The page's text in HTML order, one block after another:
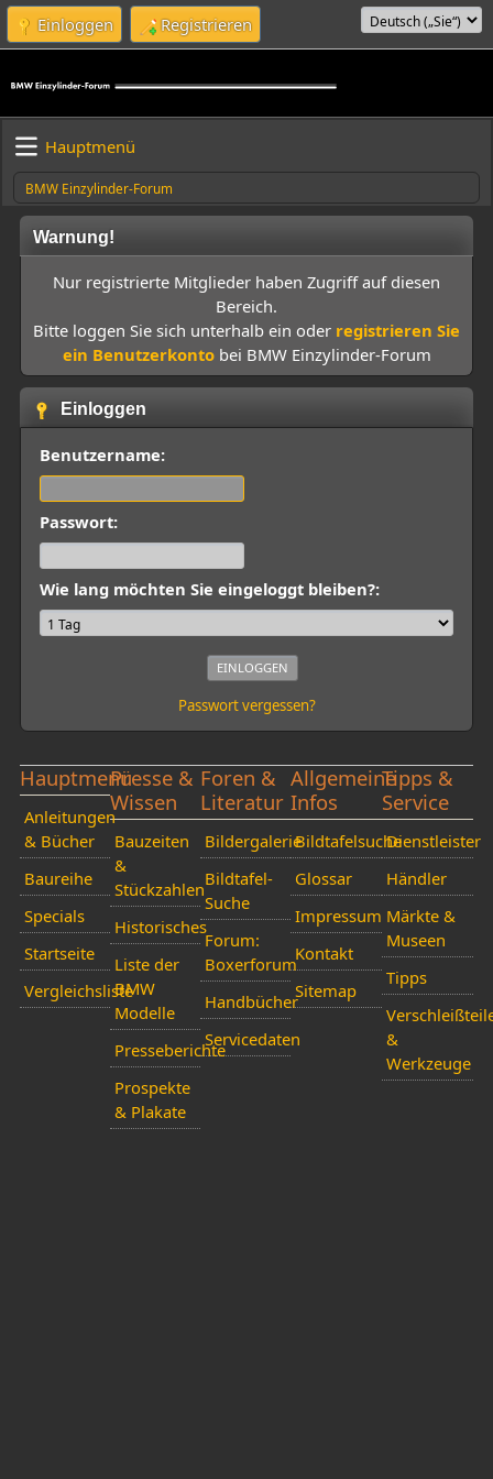
Einloggen Registrieren
Hauptmenü
BMW Einzylinder-Forum
Warnung!
Nur registrierte Mitglieder haben Zugriff auf diesen
Bereich.
Bitte loggen Sie sich unterhalb ein oder registrieren Sie
ein Benutzerkontobei BMW Einzylinder-Forum
Einloggen
Benutzername:
Passwort:
Wie lang möchten Sie eingeloggt bleiben?:
Passwort vergessen?
Hauptmenü
Anleitungen
& Bücher
Baureihe
Specials
Startseite
Vergleichsliste
Presse &
Wissen
Bauzeiten
&
Stückzahlen
Historisches
Liste der
BMW
Modelle
Presseberichte
Prospekte
& Plakate
Foren &
Literatur
Bildergalerie
Bildtafel-
Suche
Forum:
Boxerforum
Handbücher
Servicedaten
Allgemeine
Infos
Bildtafelsuche
Glossar
Impressum
Kontakt
Sitemap
Tipps &
Service
Dienstleister
Händler
Märkte &
Museen
Tipps
&
Werkzeuge